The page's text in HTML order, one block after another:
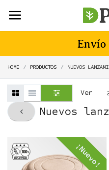
Envío
HOME PRODUCTOS NUEVOS
Nuevos
Ver
¡Nuevo!